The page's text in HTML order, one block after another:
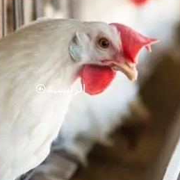
الرئيسية